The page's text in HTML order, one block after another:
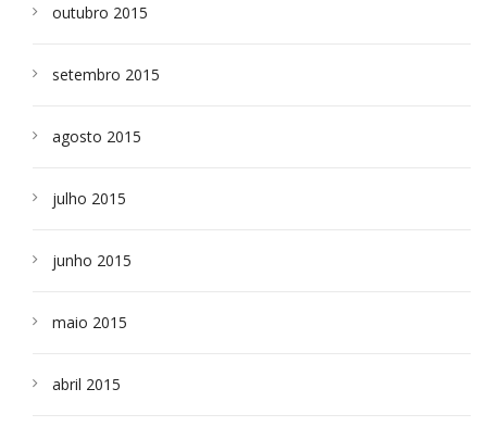
outubro 2015
setembro 2015
agosto 2015
julho 2015
junho 2015
maio 2015
abril 2015